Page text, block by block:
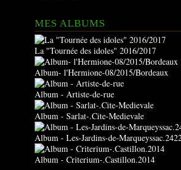
MES ALBUMS
La "Tournée des idoles" 2016/2017
Album- l'Hermione-08/2015/Bordeaux
Album - Artiste-de-rue
Album - Sarlat-.Cite-Medievale
Album - Les-Jardins-de-
Album - Criterium-.Castillon.2014